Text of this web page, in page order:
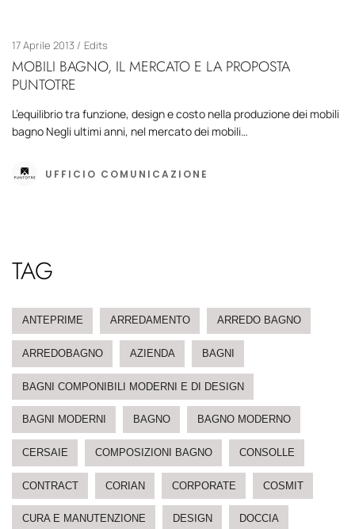
17 Aprile 2013 Edits
MOBILI BAGNO, IL MERCATO E LA PROPOSTA
PUNTOTRE
L’equilibrio tra funzione, design e costo nella produzione dei mobili
bagno Negli ultimi anni, nel mercato dei mobili…
UFFICIO COMUNICAZIONE
TAG
ANTEPRIME ARREDAMENTO ARREDO BAGNO
ARREDOBAGNO AZIENDA BAGNI
BAGNI COMPONIBILI MODERNI E DI DESIGN
BAGNI MODERNI BAGNO BAGNO MODERNO
CERSAIE COMPOSIZIONI BAGNO CONSOLLE
CONTRACT CORIAN CORPORATE COSMIT
CURA E MANUTENZIONE DESIGN DOCCIA